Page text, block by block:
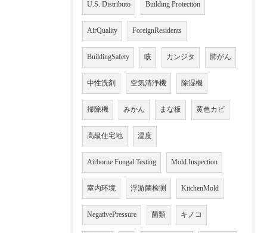
U.S. Distributo Building Protection
AirQuality ForeignResidents
BuildingSafety 咳 カンジタ 肺がん
中性洗剤 空気清浄機 除湿機
掃除機 みかん まな板 黄色カビ
高級住宅地 温度
Airborne Fungal Testing Mold Inspection
室内环境 浮游菌检测 KitchenMold
NegativePressure 菌類 キノコ